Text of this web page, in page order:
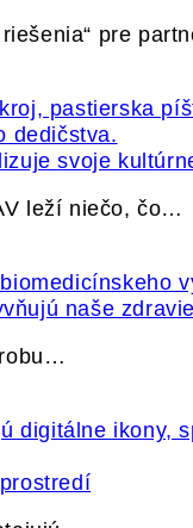
pre
svoje
leží niečo, čo…
naše zdravie